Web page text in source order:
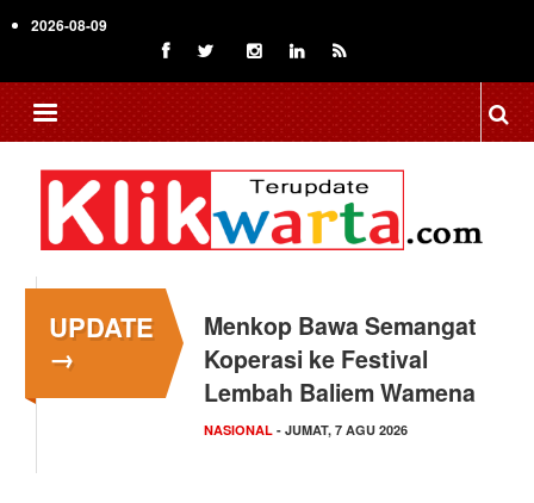
to
content
2026-08-09
UPDATE
→
Menkop Bawa Semangat
Koperasi ke Festival
Lembah Baliem Wamena
NASIONAL - JUMAT, 7 AGU 2026